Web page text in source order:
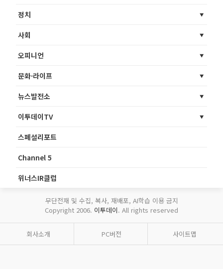
정치
사회
오피니언
문화·라이프
뉴스발전소
이투데이TV
스페셜리포트
Channel 5
위너스IR클럽
무단전재 및 수집, 복사, 재배포, AI학습 이용 금지
Copyright 2006. 이투데이. All rights reserved
회사소개 PC버전 사이트맵